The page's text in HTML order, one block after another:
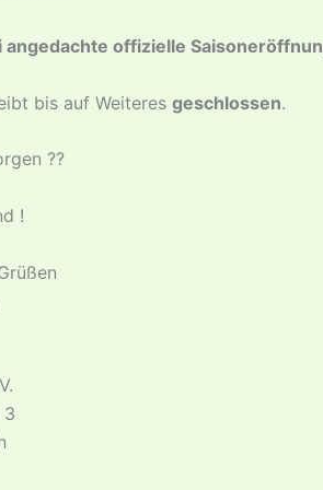
angedachte offizielle
bis auf Weiteres geschlossen.
??
!
3